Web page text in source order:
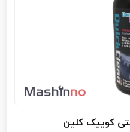
کوییک کلین